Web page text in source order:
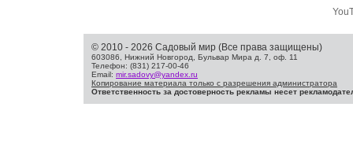
© 2010 - 2026 Садовый мир (Все права защищены)
603086, Нижний Новгород, Бульвар Мира д. 7, оф. 11
Телефон: (831) 217-00-46
Email: mir.sadovy@yandex.ru
Копирование материала только с разрешения администратора
Ответственность за достоверность рекламы несет